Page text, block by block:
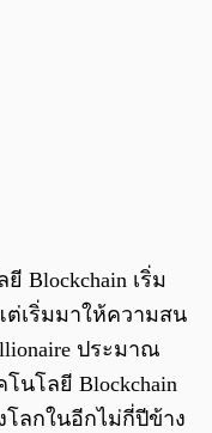
Blockchain เริ่ม
เริ่มมาให้ความสน
ประมาณ
นโลยี Blockchain
โลกในอีกไม่กี่ปีข้าง